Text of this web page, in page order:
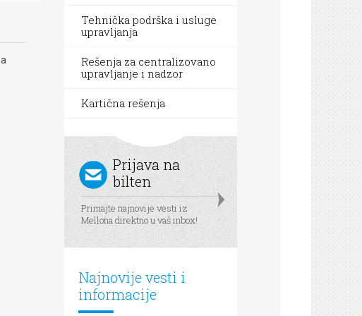
Tehnička podrška i usluge
upravljanja
Rešenja za centralizovano
upravljanje i nadzor
Kartična rešenja
Prijava na
bilten
Primajte najnovije vesti iz
Mellona direktno u vaš inbox!
Najnovije vesti i
informacije